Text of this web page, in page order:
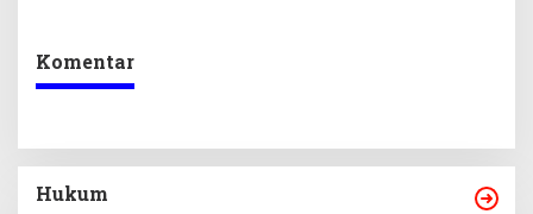
Komentar
Hukum